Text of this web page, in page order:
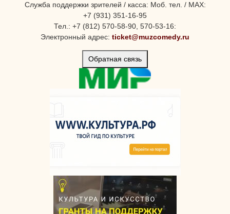
Служба поддержки зрителей / касса: Моб. тел. / MAX:
+7 (931) 351-16-95
Тел.: +7 (812) 570-58-90, 570-53-16:
Электронный адрес: ticket@muzcomedy.ru
Обратная связь